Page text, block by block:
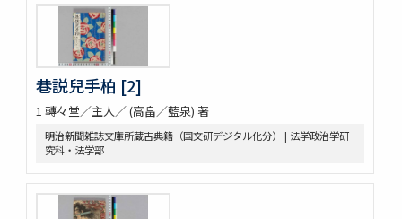
巷説兒手柏 [2]
1 轉々堂／主人／ (高畠／藍泉) 著
明治新聞雑誌文庫所蔵古典籍（国文研デジタル化分） | 法学政治学研
究科・法学部